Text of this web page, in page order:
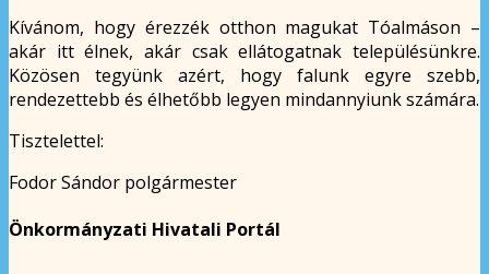
Kívánom, hogy érezzék otthon magukat Tóalmáson –
akár itt élnek, akár csak ellátogatnak településünkre.
Közösen tegyünk azért, hogy falunk egyre szebb,
rendezettebb és élhetőbb legyen mindannyiunk számára.
Tisztelettel:
Fodor Sándor polgármester
Önkormányzati Hivatali Portál